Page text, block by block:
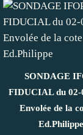
SONDAGE
FIDUCIAL du 02-
Envolée de la
Ed.Philippe